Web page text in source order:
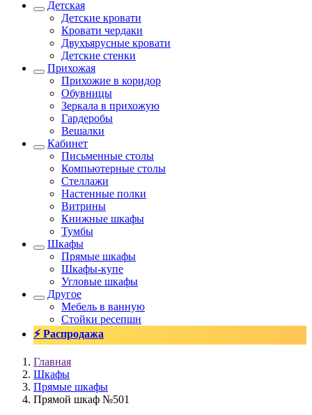
Детская
Детские кровати
Кровати чердаки
Двухъярусные кровати
Детские стенки
Прихожая
Прихожие в коридор
Обувницы
Зеркала в прихожую
Гардеробы
Вешалки
Кабинет
Письменные столы
Компьютерные столы
Стеллажи
Настенные полки
Витрины
Книжные шкафы
Тумбы
Шкафы
Прямые шкафы
Шкафы-купе
Угловые шкафы
Другое
Мебель в ванную
Стойки ресепшн
⚡ Распродажа
Главная
Шкафы
Прямые шкафы
Прямой шкаф №501